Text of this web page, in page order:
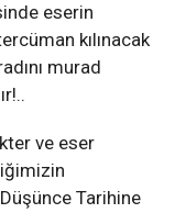
eserin
kılınacak
murad
ve eser
Tarihine